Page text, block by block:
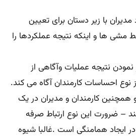
با زیر دستان برای تعیین
ها و اینکه نتیجه عملکردها را
نمودن نتیجه عملیات وآگاهی از
نوع احساسات کارمندان آگاه می کند.
کارمندان و مدیران در یک
– ضرورت این نوع ارتباط صرفه
ایجاد همامنگی است .غالبا شیوه